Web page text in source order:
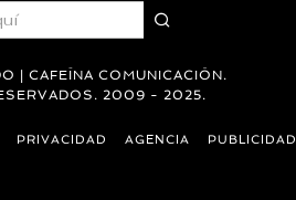
| CAFEÍNA COMUNICACIÓN.
2009 - 2025.
PRIVACIDAD AGENCIA PUBLICIDAD